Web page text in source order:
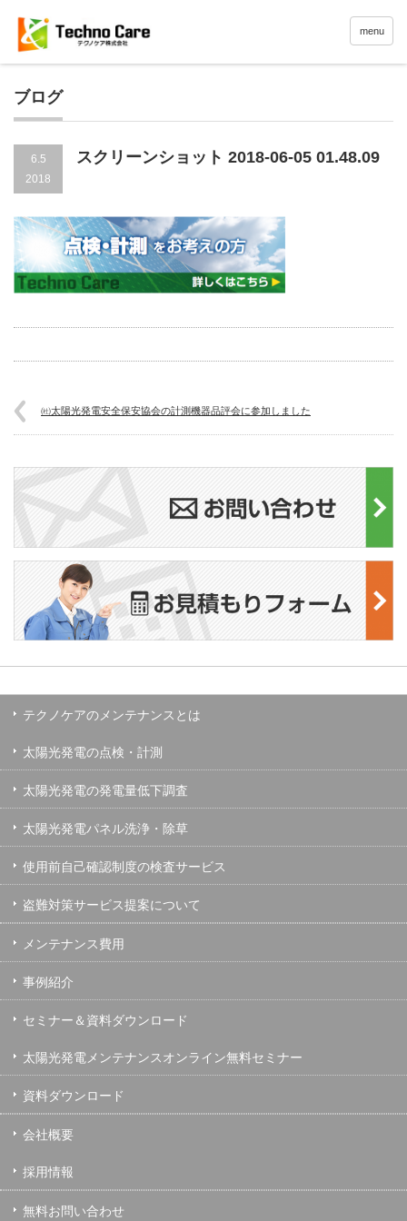
menu
ブログ
6.5
2018
スクリーンショット 2018-06-05 01.48.09
㈳太陽光発電安全保安協会の計測機器品評会に参加しました
テクノケアのメンテナンスとは
太陽光発電の点検・計測
太陽光発電の発電量低下調査
太陽光発電パネル洗浄・除草
使用前自己確認制度の検査サービス
盗難対策サービス提案について
メンテナンス費用
事例紹介
セミナー＆資料ダウンロード
太陽光発電メンテナンスオンライン無料セミナー
資料ダウンロード
会社概要
採用情報
無料お問い合わせ